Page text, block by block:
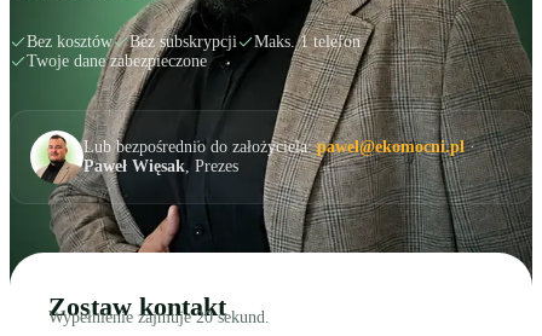
Bez kosztów Bez subskrypcji
Maks. 1 telefon
Twoje dane zabezpieczone
Lub bezpośrednio do założyciela:pawel@ekomocni.pl·
Paweł Więsak, Prezes
Zostaw kontakt
Wypełnienie zajmuje 20 sekund.